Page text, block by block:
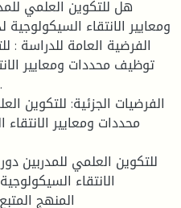
ومعايير الانتقاء
الفرضية العامة للدراسة :
توظيف محددات ومعايير
محددات ومعايير
الانتقاء
المنهج